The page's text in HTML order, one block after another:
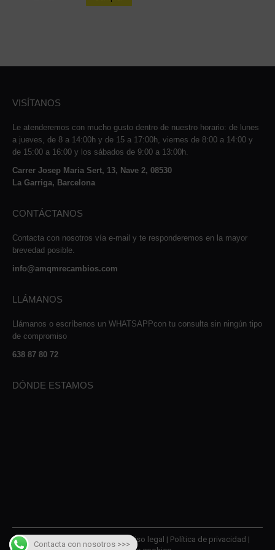
VISÍTANOS
Le atenderemos con mucho gusto dentro de nuestro horario: de lunes
a jueves, de 8 a 14:00h y de 15 a 17:00h, viernes de 8:00 a 14:00 y
de 15:00 a 16:00 y los sábados de 9:00 a 13:00h.
Carrer Josep Maria Sert, 13, Nave 2, 08530
La Garriga, Barcelona
CONTÁCTANOS
Contacta con nosotros vía e-mail y te responderemos en la mayor
brevedad posible.
info@amqmrecambios.com
LLÁMANOS
Llámanos o escríbenos un WHATSAPPcon tu consulta sin ningún tipo
de compromiso
638 87 80 72
DÓNDE ESTAMOS
© 2026 AMQM Recambios | Aviso legal | Política de privacidad |
Contacta con nosotros >>>